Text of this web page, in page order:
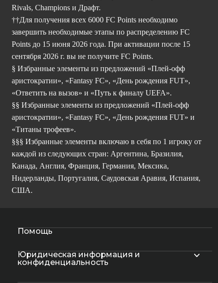
Rivals, Champions и Драфт.
††Для получения всех 6000 FC Points необходимо
завершить необходимые этапы по распределению FC
Points до 15 июня 2026 года. При активации после 15
сентября 2026 г. вы не получите FC Points.
§ Избранные элементы из предложений «Плей-офф
аристократии», «Fantasy FC», «День рождения FUT»,
«Ответить на вызов» и «Путь к финалу UEFA».
§§ Избранные элементы из предложений «Плей-офф
аристократии», «Fantasy FC», «День рождения FUT» и
«Титаны трофеев».
§§§ Избранные элементы включаю в себя по 1 игроку от
каждой из следующих стран: Аргентина, Бразилия,
Канада, Англия, Франция, Германия, Мексика,
Нидерланды, Португалия, Саудовская Аравия, Испания,
США.
Помощь
Юридическая информация и
конфиденциальность